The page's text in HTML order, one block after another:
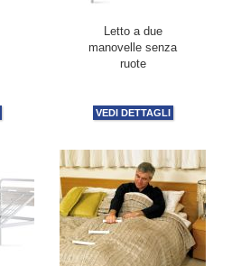
Letto a due
manovelle senza
ruote
VEDI DETTAGLI